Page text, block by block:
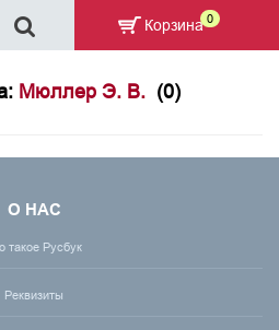
Мюллер Э. В. (0)
О НАС
такое Русбук
Реквизиты
Корзина 0